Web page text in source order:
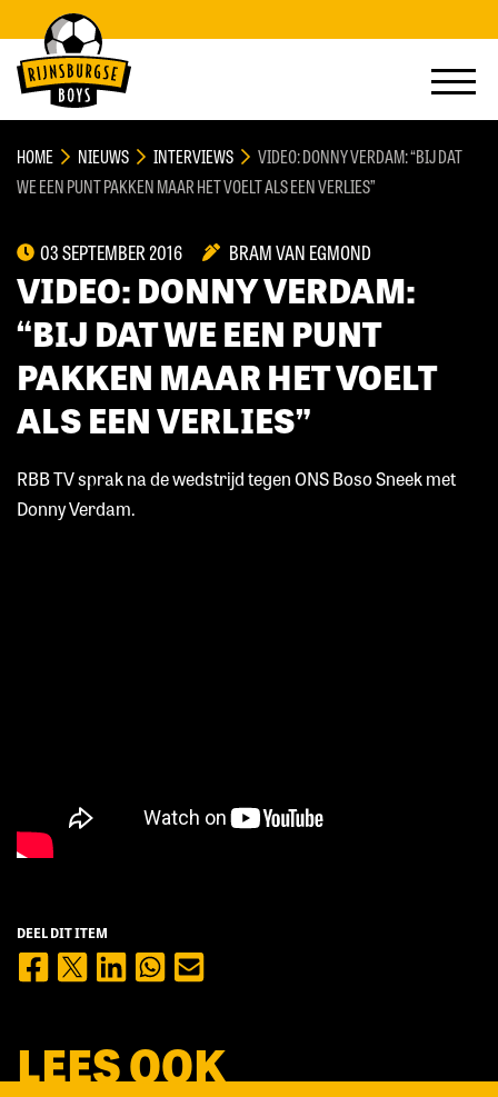
HOME NIEUWS INTERVIEWS
VIDEO: DONNY VERDAM: “BIJ DAT
WE EEN PUNT PAKKEN MAAR HET VOELT ALS EEN VERLIES”
03 SEPTEMBER 2016 BRAM VAN EGMOND
VIDEO: DONNY VERDAM:
“BIJ DAT WE EEN PUNT
PAKKEN MAAR HET VOELT
ALS EEN VERLIES”
RBB TV sprak na de wedstrijd tegen ONS Boso Sneek met
Donny Verdam.
DEEL DIT ITEM
LEES OOK